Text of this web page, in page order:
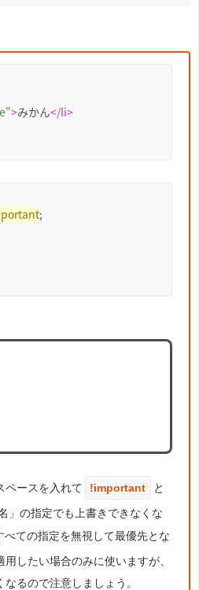
>みかん</li>
;
ペースを入れて !important
と
」の指定でも上書きできなくな
べての指定を無視して最優先とな
したい場合のみに使いますが、
るので注意しましょう。